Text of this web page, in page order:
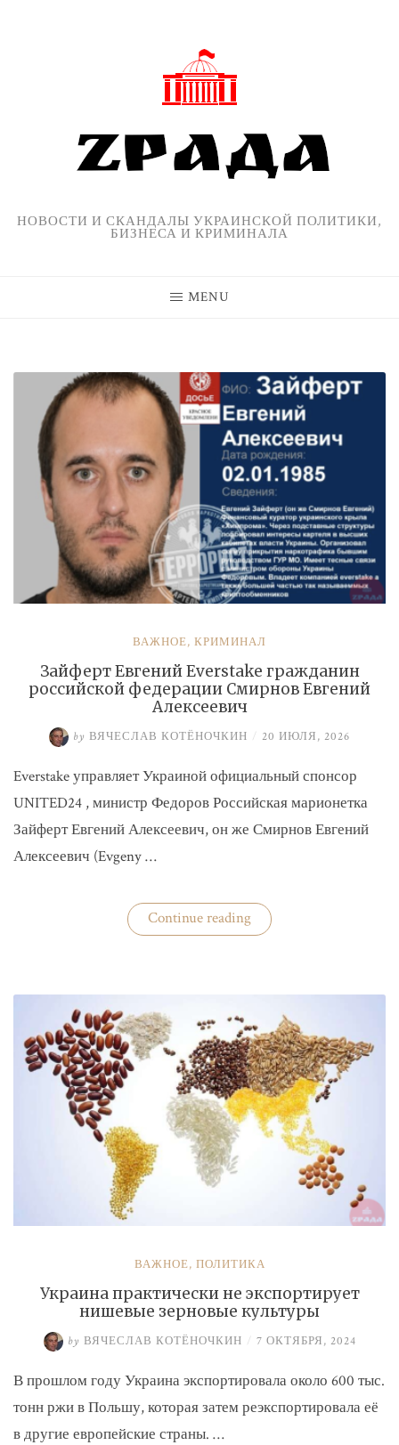
НОВОСТИ И СКАНДАЛЫ УКРАИНСКОЙ ПОЛИТИКИ,
БИЗНЕСА И КРИМИНАЛА
MENU
ВАЖНОЕ, КРИМИНАЛ
Зайферт Евгений Everstake гражданин
российской федерации Смирнов Евгений
Алексеевич
by ВЯЧЕСЛАВ КОТЁНОЧКИН / 20 ИЮЛЯ, 2026
Everstake управляет Украиной официальный спонсор
UNITED24 , министр Федоров Российская марионетка
Зайферт Евгений Алексеевич, он же Смирнов Евгений
Алексеевич (Evgeny …
Continue reading«Зайферт
Евгений
федерации
Евгений
Алексеевич»
ВАЖНОЕ, ПОЛИТИКА
Украина практически не экспортирует
нишевые зерновые культуры
by ВЯЧЕСЛАВ КОТЁНОЧКИН / 7 ОКТЯБРЯ, 2024
В прошлом году Украина экспортировала около 600 тыс.
тонн ржи в Польшу, которая затем реэкспортировала её
в другие европейские страны. …